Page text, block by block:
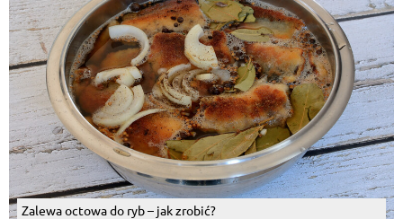
Zalewa octowa do ryb – jak zrobić?